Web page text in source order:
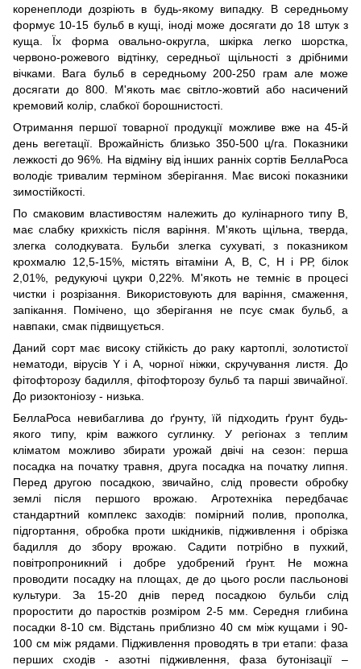
коренеплоди дозріють в будь-якому випадку. В середньому
формує 10-15 бульб в кущі, іноді може досягати до 18 штук з
куща. Їх форма овально-округла, шкірка легко шорстка,
червоно-рожевого відтінку, середньої щільності з дрібними
вічками. Вага бульб в середньому 200-250 грам але може
досягати до 800. М'якоть має світло-жовтий або насичений
кремовий колір, слабкої борошнистості.
Отримання першої товарної продукції можливе вже на 45-й
день вегетації. Врожайність близько 350-500 ц/га. Показники
лежкості до 96%. На відміну від інших ранніх сортів БеллаРоса
володіє тривалим терміном зберігання. Має високі показники
зимостійкості.
По смаковим властивостям належить до кулінарного типу В,
має ​​слабку крихкість після варіння. М'якоть щільна, тверда,
злегка солодкувата. Бульби злегка сухуваті, з показником
крохмалю 12,5-15%, містять вітаміни А, В, С, Н і РР, білок
2,01%, редукуючі цукри 0,22%. М'якоть не темніє в процесі
чистки і розрізання. Використовують для варіння, смаження,
запікання. Помічено, що зберігання не псує смак бульб, а
навпаки, смак підвищується.
Даний сорт має високу стійкість до раку картоплі, золотистої
нематоди, вірусів Y і А, чорної ніжки, скручування листя. До
фітофторозу бадилля, фітофторозу бульб та парші звичайної.
До ризоктоніозу - низька.
БеллаРоса невибаглива до ґрунту, їй підходить ґрунт будь-
якого типу, крім важкого суглинку. У регіонах з теплим
кліматом можливо збирати урожай двічі на сезон: перша
посадка на початку травня, друга посадка на початку липня.
Перед другою посадкою, звичайно, слід провести обробку
землі після першого врожаю. Агротехніка передбачає
стандартний комплекс заходів: помірний полив, прополка,
підгортання, обробка проти шкідників, підживлення і обрізка
бадилля до збору врожаю. Садити потрібно в пухкий,
повітропроникний і добре удобрений ґрунт. Не можна
проводити посадку на площах, де до цього росли пасльонові
культури. За 15-20 днів перед посадкою бульби слід
проростити до паростків розміром 2-5 мм. Середня глибина
посадки 8-10 см. Відстань приблизно 40 см між кущами і 90-
100 см між рядами. Підживлення проводять в три етапи: фаза
перших сходів - азотні підживлення, фаза бутонізації –